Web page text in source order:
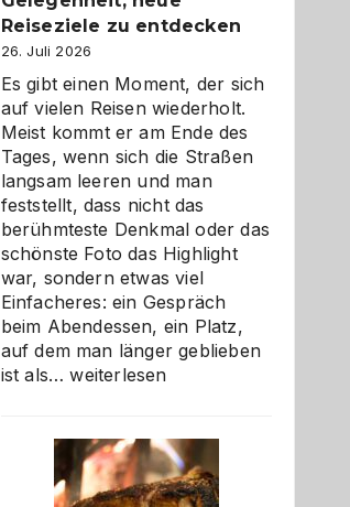
Reiseziele zu entdecken
26. Juli 2026
Es gibt einen Moment, der sich
auf vielen Reisen wiederholt.
Meist kommt er am Ende des
Tages, wenn sich die Straßen
langsam leeren und man
feststellt, dass nicht das
berühmteste Denkmal oder das
schönste Foto das Highlight
war, sondern etwas viel
Einfacheres: ein Gespräch
beim Abendessen, ein Platz,
auf dem man länger geblieben
ist als…Als
die
Gelegenheit,
weiterlesen